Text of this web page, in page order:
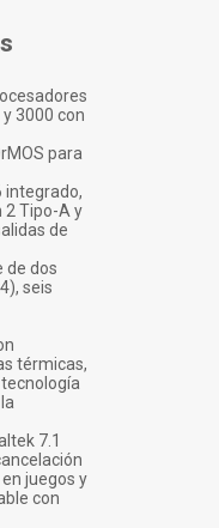
3000 con
para
integrado,
2 Tipo-A y
de
de dos
seis
térmicas,
7.1
juegos y
con